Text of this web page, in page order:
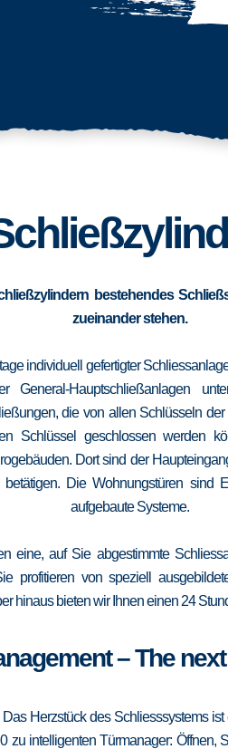
bestehendes
zueinander stehen.
individuell gefertigter
General-Hauptschließanlagen
die von allen Schlüsseln
Schlüssel geschlossen werden
Dort sind der
Die Wohnungstüren sind
aufgebaute Systeme.
eine, auf Sie abgestimmte
profitieren von speziell
hinaus bieten wir Ihnen einen 24
– The
Herzstück des Schliesssystems
intelligenten Türmanager: